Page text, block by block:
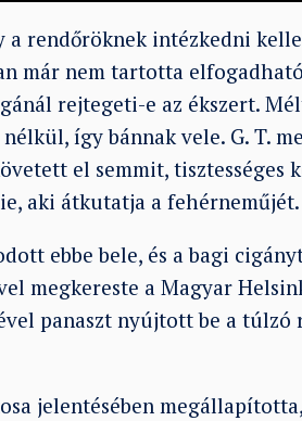
a rendőröknek intézkedni
már nem tartotta
rejtegeti-e az ékszert.
így bánnak vele. G. T.
el semmit, tisztességes
aki átkutatja a fehérneműjét.
ebbe bele, és a bagi
megkereste a Magyar
panaszt nyújtott be a túlzó
jelentésében